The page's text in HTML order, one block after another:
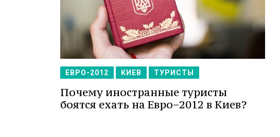
ЕВРО-2012 КИЕВ ТУРИСТЫ
Почему иностранные туристы
боятся ехать на Евро−2012 в Киев?